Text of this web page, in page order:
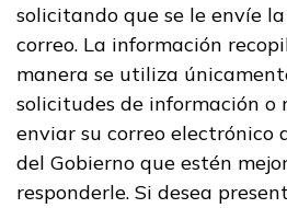
solicitando que se le envíe
correo. La información
manera se utiliza
solicitudes de información o
enviar su correo electrónico
del Gobierno que estén
responderle. Si desea